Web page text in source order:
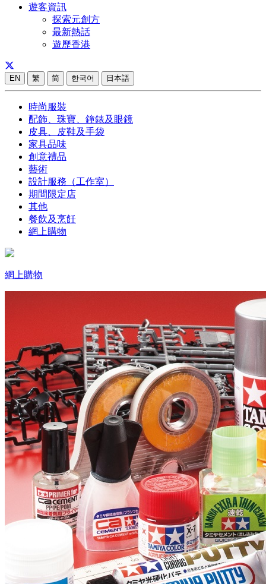
遊客資訊
探索元創方
最新熱話
遊歷香港
EN 繁 简 한국어 日本語
時尚服裝
配飾、珠寶、鐘錶及眼鏡
皮具、皮鞋及手袋
家具品味
創意禮品
藝術
設計服務（工作室）
期間限定店
其他
餐飲及烹飪
網上購物
網上購物